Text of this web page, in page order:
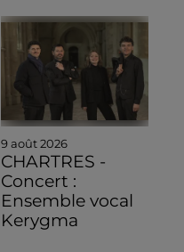
9 août 2026
CHARTRES -
Concert :
Ensemble vocal
Kerygma